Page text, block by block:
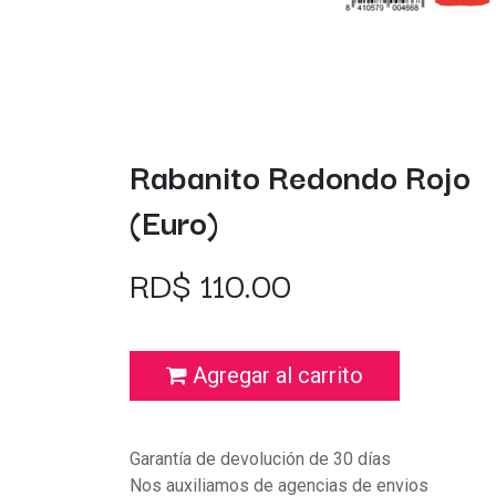
Rabanito Redondo Rojo
(Euro)
RD$ 110.00
Agregar al carrito
Garantía de devolución de 30 días
Nos auxiliamos de agencias de envios